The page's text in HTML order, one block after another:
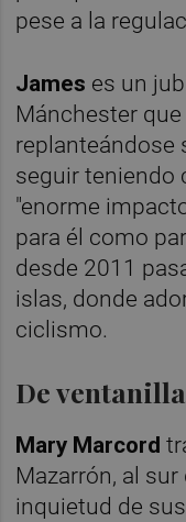
pese a la
James es un
Mánchester
replanteándose
seguir teniendo
"enorme
para él como
desde 2011
islas, donde
ciclismo.
De
Mary Marcord
Mazarrón, al
inquietud de